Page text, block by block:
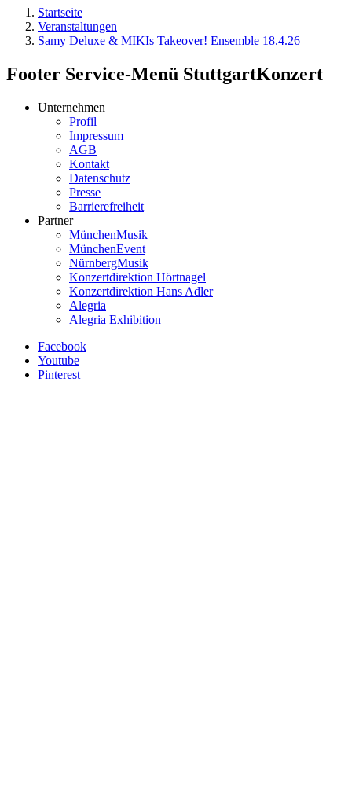
Startseite
Veranstaltungen
Samy Deluxe & MIKIs Takeover! Ensemble 18.4.26
Footer Service-Menü StuttgartKonzert
Unternehmen
Profil
Impressum
AGB
Kontakt
Datenschutz
Presse
Barrierefreiheit
Partner
MünchenMusik
MünchenEvent
NürnbergMusik
Konzertdirektion Hörtnagel
Konzertdirektion Hans Adler
Alegria
Alegria Exhibition
Facebook
Youtube
Pinterest